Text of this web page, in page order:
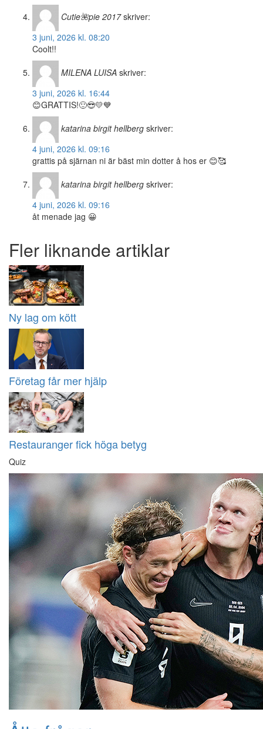
Cutie🌺pie 2017 skriver:
3 juni, 2026 kl. 08:20
Coolt!!
MILENA LUISA skriver:
3 juni, 2026 kl. 16:44
😊GRATTIS!🙂😎💛💙
katarina birgit hellberg skriver:
4 juni, 2026 kl. 09:16
grattis på sjärnan ni är bäst min dotter å hos er 😊🥰
katarina birgit hellberg skriver:
4 juni, 2026 kl. 09:16
åt menade jag 😀
Fler liknande artiklar
Ny lag om kött
Företag får mer hjälp
Restauranger fick höga betyg
Quiz